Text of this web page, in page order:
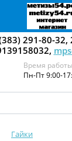
291-80-32,
Время
Пн-Пт 9:00-
Гайки